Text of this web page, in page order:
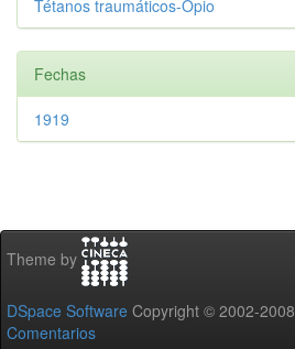
Tétanos traumáticos-Opio
Fechas
1919
Theme by
DSpace Software Copyright © 2002-2008
Comentarios